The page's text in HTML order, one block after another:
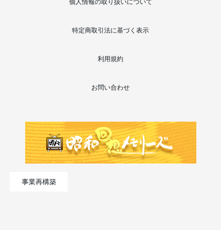
個人情報の取り扱いについて
特定商取引法に基づく表示
利用規約
お問い合わせ
事業再構築